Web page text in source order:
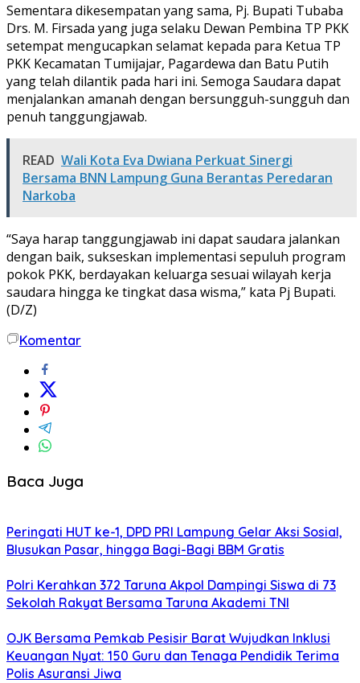
Sementara dikesempatan yang sama, Pj. Bupati Tubaba
Drs. M. Firsada yang juga selaku Dewan Pembina TP PKK
setempat mengucapkan selamat kepada para Ketua TP
PKK Kecamatan Tumijajar, Pagardewa dan Batu Putih
yang telah dilantik pada hari ini. Semoga Saudara dapat
menjalankan amanah dengan bersungguh-sungguh dan
penuh tanggungjawab.
READ Wali Kota Eva Dwiana Perkuat Sinergi
Bersama BNN Lampung Guna Berantas Peredaran
Narkoba
“Saya harap tanggungjawab ini dapat saudara jalankan
dengan baik, sukseskan implementasi sepuluh program
pokok PKK, berdayakan keluarga sesuai wilayah kerja
saudara hingga ke tingkat dasa wisma,” kata Pj Bupati.
(D/Z)
Komentar
Baca Juga
Peringati HUT ke-1, DPD PRI Lampung Gelar Aksi Sosial,
Blusukan Pasar, hingga Bagi-Bagi BBM Gratis
Polri Kerahkan 372 Taruna Akpol Dampingi Siswa di 73
Sekolah Rakyat Bersama Taruna Akademi TNI
OJK Bersama Pemkab Pesisir Barat Wujudkan Inklusi
Keuangan Nyat: 150 Guru dan Tenaga Pendidik Terima
Polis Asuransi Jiwa